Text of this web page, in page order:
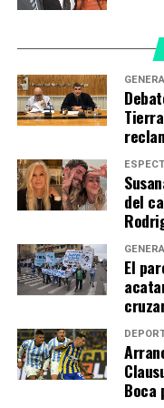
que vuelvan a ocurrir
del
El
Boca